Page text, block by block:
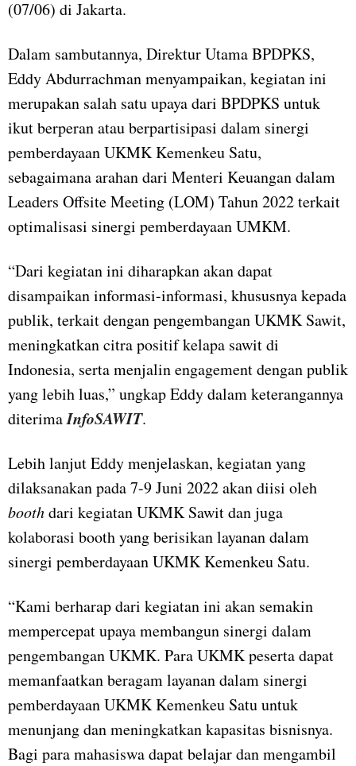
(07/06) di Jakarta.
Dalam sambutannya, Direktur Utama BPDPKS,
Eddy Abdurrachman menyampaikan, kegiatan ini
merupakan salah satu upaya dari BPDPKS untuk
ikut berperan atau berpartisipasi dalam sinergi
pemberdayaan UKMK Kemenkeu Satu,
sebagaimana arahan dari Menteri Keuangan dalam
Leaders Offsite Meeting (LOM) Tahun 2022 terkait
optimalisasi sinergi pemberdayaan UMKM.
“Dari kegiatan ini diharapkan akan dapat
disampaikan informasi-informasi, khususnya kepada
publik, terkait dengan pengembangan UKMK Sawit,
meningkatkan citra positif kelapa sawit di
Indonesia, serta menjalin engagement dengan publik
yang lebih luas,” ungkap Eddy dalam keterangannya
diterimaInfoSAWIT.
Lebih lanjut Eddy menjelaskan, kegiatan yang
dilaksanakan pada 7-9 Juni 2022 akan diisi oleh
boothdari kegiatan UKMK Sawit dan juga
kolaborasi booth yang berisikan layanan dalam
sinergi pemberdayaan UKMK Kemenkeu Satu.
“Kami berharap dari kegiatan ini akan semakin
mempercepat upaya membangun sinergi dalam
pengembangan UKMK. Para UKMK peserta dapat
memanfaatkan beragam layanan dalam sinergi
pemberdayaan UKMK Kemenkeu Satu untuk
menunjang dan meningkatkan kapasitas bisnisnya.
Bagi para mahasiswa dapat belajar dan mengambil